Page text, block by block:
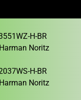
H-BR
Noritz
H-BR
Noritz